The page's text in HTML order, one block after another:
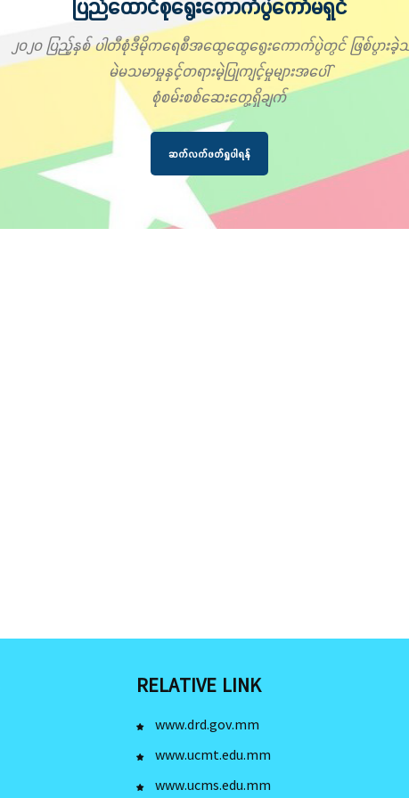
ပြည်ထောင်စုရွေးကောက်ပွဲကော်မရှင်
၂၀၂၀ ပြည့်နှစ် ပါတီစုံဒီမိုကရေစီအထွေထွေရွေးကောက်ပွဲတွင် ဖြစ်ပွား
မဲမသမာမှုနှင့်တရားမဲ့ပြုကျင့်မှုများအပေါ်
စုံစမ်းစစ်ဆေးတွေ့ရှိချက်
ဆက်လက်ဖတ်ရှုပါရန်
RELATIVE LINK
www.drd.gov.mm
www.ucmt.edu.mm
www.ucms.edu.mm